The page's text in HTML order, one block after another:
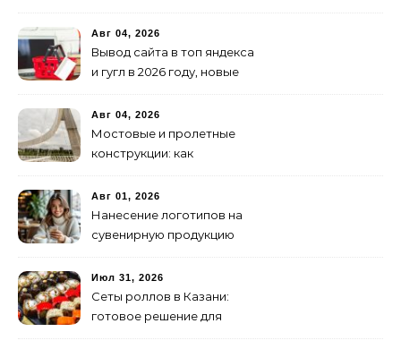
Авг 04, 2026
Вывод сайта в топ яндекса
и гугл в 2026 году, новые
Авг 04, 2026
Мостовые и пролетные
конструкции: как
изготовление и поставку
Авг 01, 2026
Нанесение логотипов на
сувенирную продукцию
Июл 31, 2026
Сеты роллов в Казани:
готовое решение для